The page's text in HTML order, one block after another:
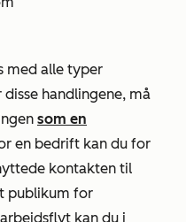
med alle typer
handlingene, må
som en
en bedrift kan du for
kontakten til
publikum for
kan du i